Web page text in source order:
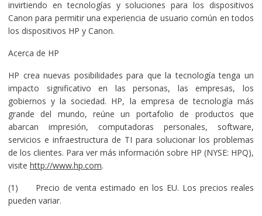
invirtiendo en tecnologías y soluciones para los dispositivos
Canon para permitir una experiencia de usuario común en todos
los dispositivos HP y Canon.
Acerca de HP
HP crea nuevas posibilidades para que la tecnología tenga un
impacto significativo en las personas, las empresas, los
gobiernos y la sociedad. HP, la empresa de tecnología más
grande del mundo, reúne un portafolio de productos que
abarcan impresión, computadoras personales, software,
servicios e infraestructura de TI para solucionar los problemas
de los clientes. Para ver más información sobre HP (NYSE: HPQ),
visite http://www.hp.com.
(1) Precio de venta estimado en los EU. Los precios reales
pueden variar.